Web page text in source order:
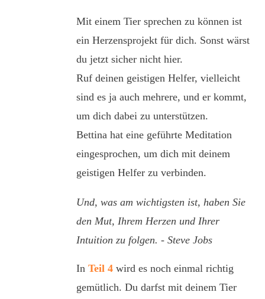
Mit einem Tier sprechen zu können ist
ein Herzensprojekt für dich. Sonst wärst
du jetzt sicher nicht hier.
Ruf deinen geistigen Helfer, vielleicht
sind es ja auch mehrere, und er kommt,
um dich dabei zu unterstützen.
Bettina hat eine geführte Meditation
eingesprochen, um dich mit deinem
geistigen Helfer zu verbinden.
Und, was am wichtigsten ist, haben Sie
den Mut, Ihrem Herzen und Ihrer
Intuition zu folgen. - Steve Jobs
In Teil 4 wird es noch einmal richtig
gemütlich. Du darfst mit deinem Tier